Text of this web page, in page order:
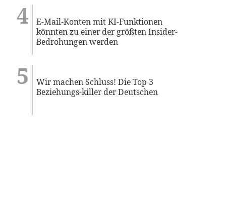
E-Mail-Konten mit KI-Funktionen
könnten zu einer der größten Insider-
Bedrohungen werden
Wir machen Schluss! Die Top 3
Beziehungs-killer der Deutschen